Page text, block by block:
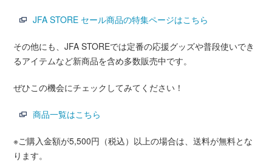
JFA STORE セール商品の特集ページはこちら
その他にも、JFA STOREでは定番の応援グッズや普段使いでき
るアイテムなど新商品を含め多数販売中です。
ぜひこの機会にチェックしてみてください！
商品一覧はこちら
※ご購入金額が5,500円（税込）以上の場合は、送料が無料とな
ります。